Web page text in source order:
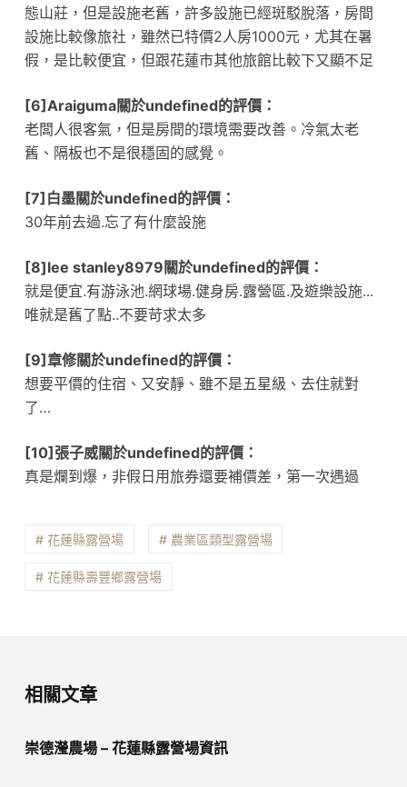
態山莊，但是設施老舊，許多設施已經斑駁脫落，房間
設施比較像旅社，雖然已特價2人房1000元，尤其在暑
假，是比較便宜，但跟花蓮市其他旅館比較下又顯不足
[6]Araiguma關於undefined的評價：
老闆人很客氣，但是房間的環境需要改善。冷氣太老
舊、隔板也不是很穩固的感覺。
[7]白墨關於undefined的評價：
30年前去過.忘了有什麼設施
[8]lee stanley8979關於undefined的評價：
就是便宜.有游泳池.網球場.健身房.露營區.及遊樂設施...
唯就是舊了點..不要苛求太多
[9]章修關於undefined的評價：
想要平價的住宿、又安靜、雖不是五星級、去住就對
了…
[10]張子威關於undefined的評價：
真是爛到爆，非假日用旅券還要補價差，第一次遇過
# 花蓮縣露營場 # 農業區類型露營場
# 花蓮縣壽豐鄉露營場
相關文章
崇德瀅農場 – 花蓮縣露營場資訊